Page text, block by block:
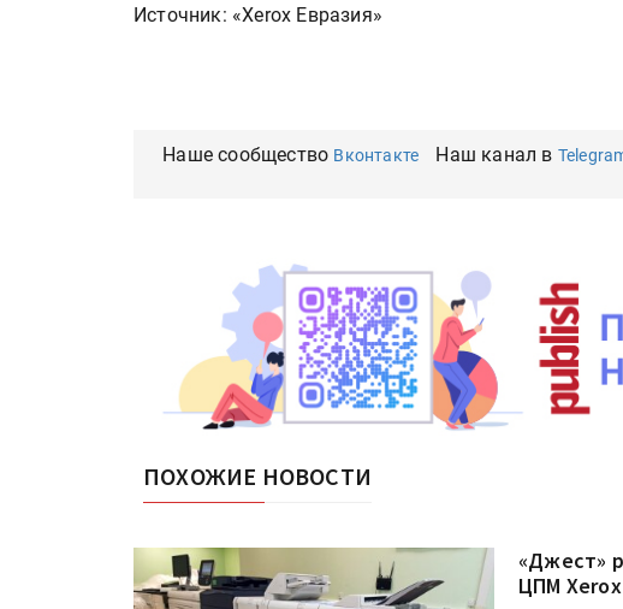
Источник: «Xerox Евразия»
Наше сообщество Вконтакте Наш канал в
ПОХОЖИЕ НОВОСТИ
«Джест»
ЦПМ